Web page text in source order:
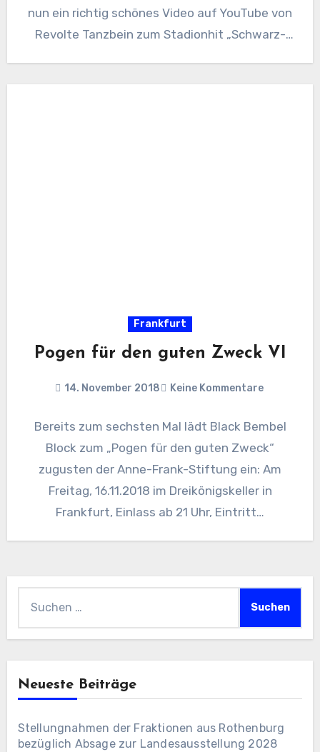
nun ein richtig schönes Video auf YouTube von
Revolte Tanzbein zum Stadionhit „Schwarz-
Frankfurt
Pogen für den guten Zweck VI
14. November 2018 Keine Kommentare
Bereits zum sechsten Mal lädt Black Bembel
Block zum „Pogen für den guten Zweck“
zugusten der Anne-Frank-Stiftung ein: Am
Freitag, 16.11.2018 im Dreikönigskeller in
Frankfurt, Einlass ab 21 Uhr, Eintritt…
Neueste Beiträge
Stellungnahmen der Fraktionen aus Rothenburg
bezüglich Absage zur Landesausstellung 2028